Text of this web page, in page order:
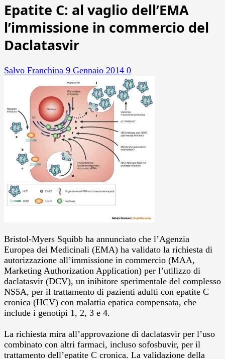
Epatite C: al vaglio dell’EMA
l’immissione in commercio del
Daclatasvir
Salvo Franchina 9 Gennaio 2014 0
Bristol-Myers Squibb ha annunciato che l’Agenzia
Europea dei Medicinali (EMA) ha validato la richiesta di
autorizzazione all’immissione in commercio (MAA,
Marketing Authorization Application) per l’utilizzo di
daclatasvir (DCV), un inibitore sperimentale del complesso
NS5A, per il trattamento di pazienti adulti con epatite C
cronica (HCV) con malattia epatica compensata, che
include i genotipi 1, 2, 3 e 4.
La richiesta mira all’approvazione di daclatasvir per l’uso
combinato con altri farmaci, incluso sofosbuvir, per il
trattamento dell’epatite C cronica. La validazione della